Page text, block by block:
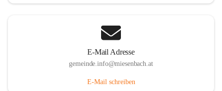
E-Mail Adresse
gemeinde.info@miesenbach.at
E-Mail schreiben